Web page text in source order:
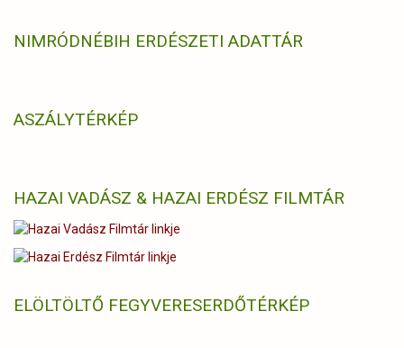
NIMRÓDNÉBIH ERDÉSZETI ADATTÁR
ASZÁLYTÉRKÉP
HAZAI VADÁSZ & HAZAI ERDÉSZ FILMTÁR
ELÖLTÖLTŐ FEGYVERESERDŐTÉRKÉP